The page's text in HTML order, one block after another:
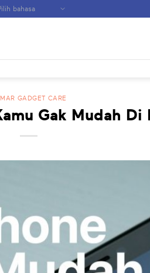
GADGET CARE
Gak Mudah Di